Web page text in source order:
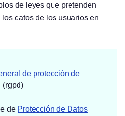
de leyes que pretenden
datos de los usuarios en
de protección de
(rgpd)
de Protección de Datos